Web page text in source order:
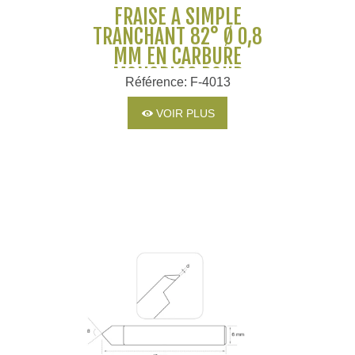
FRAISE À SIMPLE
TRANCHANT 82° Ø 0,8
MM EN CARBURE
MONOBLOC POUR
MACHINES SILCA ET
JMA
Référence: F-4013
VOIR PLUS